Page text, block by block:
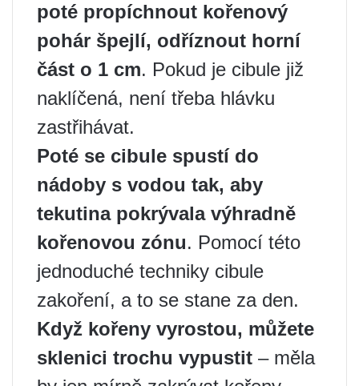
poté propíchnout kořenový
pohár špejlí, odříznout horní
část o 1 cm. Pokud je cibule již
naklíčená, není třeba hlávku
zastřihávat.
Poté se cibule spustí do
nádoby s vodou tak, aby
tekutina pokrývala výhradně
kořenovou zónu. Pomocí této
jednoduché techniky cibule
zakoření, a to se stane za den.
Když kořeny vyrostou, můžete
sklenici trochu vypustit – měla